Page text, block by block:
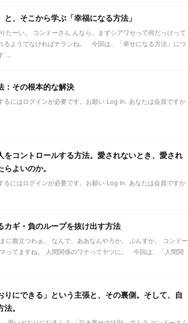
と、そこから学ぶ「幸福になる方法」
たーい。 コンドーさん んなら、まずシアワセって何だっけって
るようでなければナランね。 今回は、「幸せになる方法」につ
...
：その根本的な解決
るにはログインが必要です。お願い Log In. あなたは会員ですか
をコントロールする方法。愛されないとき、愛され
よいのか。
るにはログインが必要です。お願い Log In. あなたは会員ですか
カギ・負のループを抜け出す方法
に腹立つわぁ。 なんで、ああなんやろか。 ぷんすか。 コンドー
ってますね。 人間関係のワナってヤツに。 今回は、「人間関
りにできる」という主張と、その裏側。そして、自
。